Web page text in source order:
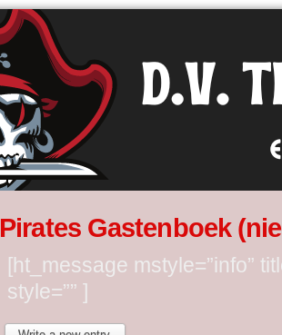
Pirates Gastenboek
[ht_message mstyle=”info”
style=”” ]